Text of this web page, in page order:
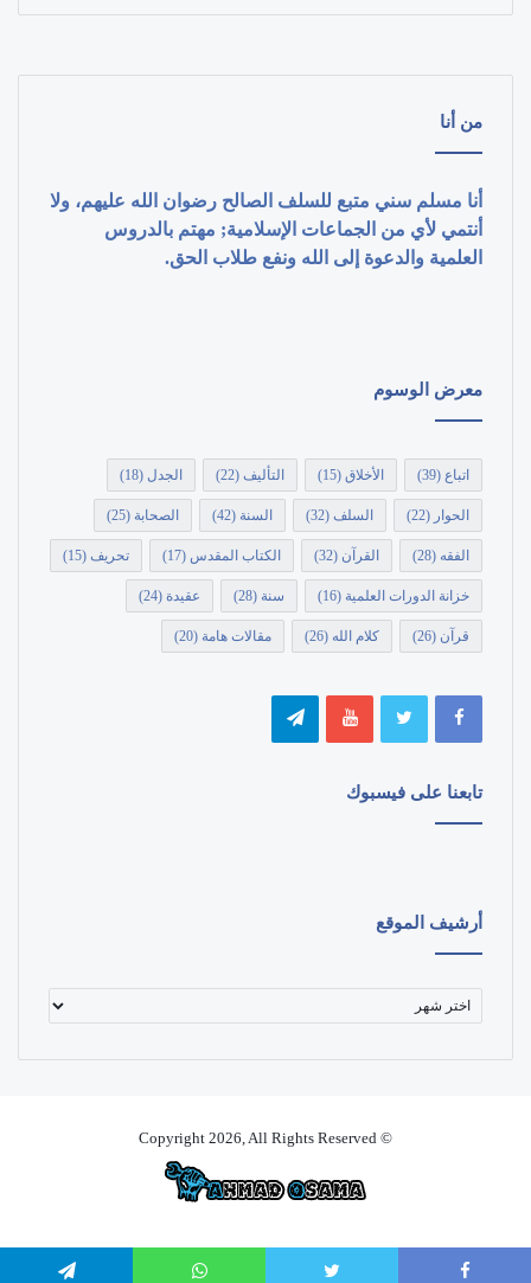
من أنا
أنا مسلم سني متبع للسلف الصالح رضوان الله عليهم، ولا
أنتمي لأي من الجماعات الإسلامية; مهتم بالدروس
العلمية والدعوة إلى الله ونفع طلاب الحق.
معرض الوسوم
اتباع (39) الأخلاق (15) التأليف (22) الجدل (18)
الحوار (22) السلف (32) السنة (42) الصحابة (25)
الفقه (28) القرآن (32) الكتاب المقدس (17) تحريف (15)
خزانة الدورات العلمية (16) سنة (28) عقيدة (24)
قرآن (26) كلام الله (26) مقالات هامة (20)
تابعنا على فيسبوك
أرشيف الموقع
أرشيف
الموقع
© Copyright 2026, All Rights Reserved